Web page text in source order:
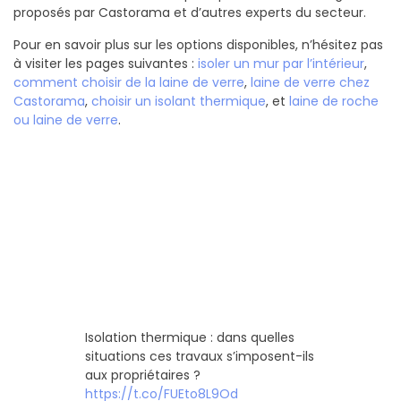
proposés par Castorama et d’autres experts du secteur.
Pour en savoir plus sur les options disponibles, n’hésitez pas
à visiter les pages suivantes : isoler un mur par l’intérieur,
comment choisir de la laine de verre, laine de verre chez
Castorama, choisir un isolant thermique, et laine de roche
ou laine de verre.
Isolation thermique : dans quelles
situations ces travaux s’imposent-ils
aux propriétaires ?
https://t.co/FUEto8L9Od